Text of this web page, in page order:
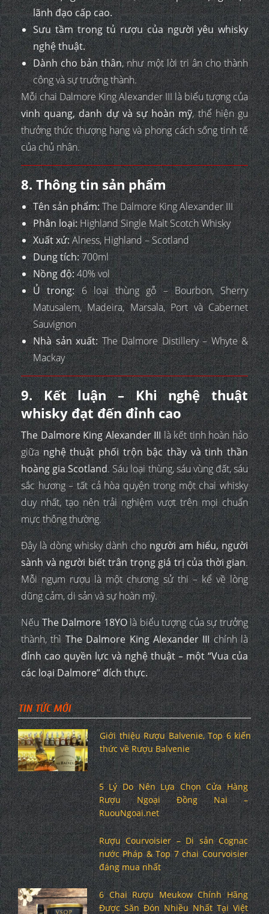
lãnh đạo cấp cao.
Sưu tầm trong tủ rượu của người yêu whisky
nghệ thuật.
Dành cho bản thân, như một lời tri ân cho thành
công và sự trưởng thành.
Mỗi chai Dalmore King Alexander III là biểu tượng của
vinh quang, danh dự và sự hoàn mỹ, thể hiện gu
thưởng thức thượng hạng và phong cách sống tinh tế
của chủ nhân.
8. Thông tin sản phẩm
Tên sản phẩm:The Dalmore King Alexander III
Phân loại:Highland Single Malt Scotch Whisky
Xuất xứ:Alness, Highland – Scotland
Dung tích:700ml
Nồng độ:40% vol
Ủ trong:6 loại thùng gỗ – Bourbon, Sherry
Matusalem, Madeira, Marsala, Port và Cabernet
Sauvignon
Nhà sản xuất:The Dalmore Distillery – Whyte &
Mackay
9. Kết luận – Khi nghệ thuật
whisky đạt đến đỉnh cao
The Dalmore King Alexander IIIlà kết tinh hoàn hảo
giữanghệ thuật phối trộn bậc thầy và tinh thần
hoàng gia Scotland. Sáu loại thùng, sáu vùng đất, sáu
sắc hương – tất cả hòa quyện trong một chai whisky
duy nhất, tạo nên trải nghiệm vượt trên mọi chuẩn
mực thông thường.
Đây là dòng whisky dành chongười am hiểu, người
sành và người biết trân trọng giá trị của thời gian.
Mỗi ngụm rượu là một chương sử thi – kể về lòng
dũng cảm, di sản và sự hoàn mỹ.
NếuThe Dalmore 18YOlà biểu tượng của sự trưởng
thành, thìThe Dalmore King Alexander IIIchính là
đỉnh cao quyền lực và nghệ thuật – một “Vua của
các loại Dalmore” đích thực.
TIN TỨC MỚI
Giới thiệu Rượu Balvenie, Top 6 kiến
thức về Rượu Balvenie
5 Lý Do Nên Lựa Chọn Cửa Hàng
Rượu Ngoại Đồng Nai –
RuouNgoai.net
Rượu Courvoisier – Di sản Cognac
nước Pháp & Top 7 chai Courvoisier
đáng mua nhất
6 Chai Rượu Meukow Chính Hãng
Được Săn Đón Nhiều Nhất Tại Việt